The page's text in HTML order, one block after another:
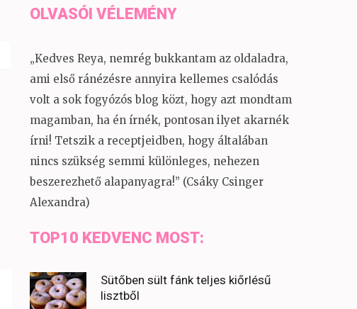
OLVASÓI VÉLEMÉNY
„Kedves Reya, nemrég bukkantam az oldaladra,
ami első ránézésre annyira kellemes csalódás
volt a sok fogyózós blog közt, hogy azt mondtam
magamban, ha én írnék, pontosan ilyet akarnék
írni! Tetszik a receptjeidben, hogy általában
nincs szükség semmi különleges, nehezen
beszerezhető alapanyagra!” (Csáky Csinger
Alexandra)
TOP10 KEDVENC MOST:
Sütőben sült fánk teljes kiőrlésű
lisztből